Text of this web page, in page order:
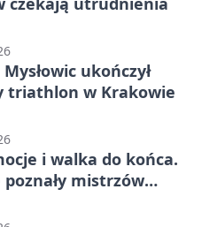
ukończył
triathlon w Krakowie
i walka do końca.
poznały mistrzów